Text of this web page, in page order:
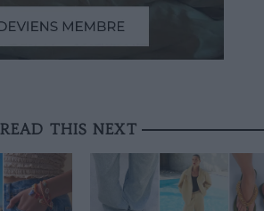
READ THIS NEXT